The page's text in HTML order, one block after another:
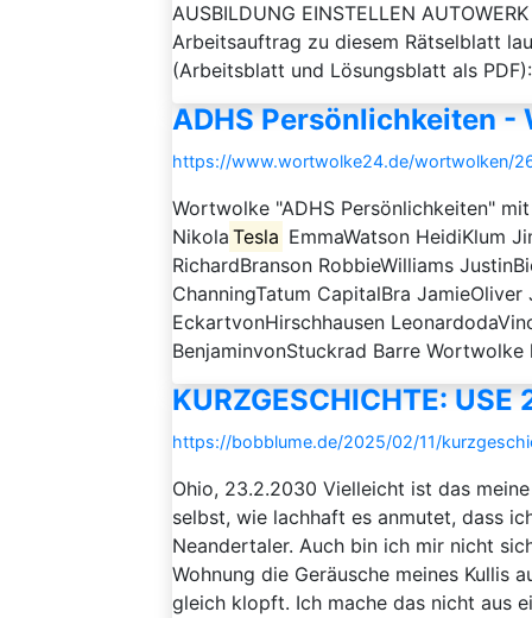
AUSBILDUNG EINSTELLEN
Arbeitsauftrag zu diesem Rätselblatt
(Arbeitsblatt und Lösungsblatt als
ADHS Persönlichkeiten -
https://www.wortwolke24.de/wortwolken/
Wortwolke "ADHS Persönlichkeiten"
Nikola Tesla EmmaWatson HeidiKlum
RichardBranson RobbieWilliams
ChanningTatum CapitalBra
EckartvonHirschhausen
BenjaminvonStuckrad Barre
KURZGESCHICHTE: USE
https://bobblume.de/2025/02/11/
Ohio, 23.2.2030 Vielleicht ist das
selbst, wie lachhaft es anmutet, dass
Neandertaler. Auch bin ich mir nicht
Wohnung die Geräusche meines Kullis
gleich klopft. Ich mache das nicht aus